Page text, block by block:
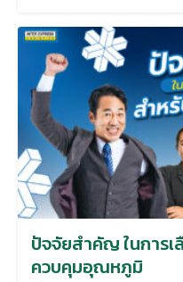
ปัจจัยสำคัญ ในการ
ควบคุมอุณหภูมิ